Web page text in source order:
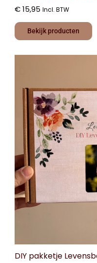
€15,95 Incl. BTW
Bekijk producten
DIY pakketje